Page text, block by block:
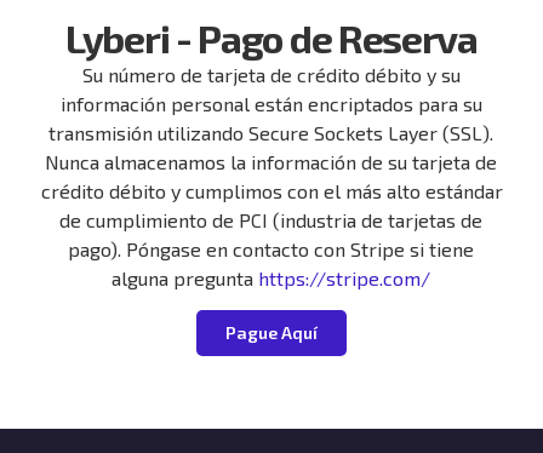
Lyberi - Pago de Reserva
Su número de tarjeta de crédito débito y su
información personal están encriptados para su
transmisión utilizando Secure Sockets Layer (SSL).
Nunca almacenamos la información de su tarjeta de
crédito débito y cumplimos con el más alto estándar
de cumplimiento de PCI (industria de tarjetas de
pago). Póngase en contacto con Stripe si tiene
alguna pregunta https://stripe.com/
Pague Aquí